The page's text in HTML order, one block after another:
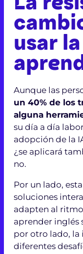
usar
Aunque las
un 40% de los
alguna
su día a día
adopción de la
¿se aplicará
no.
Por un lado,
soluciones
adapten al
aprender inglés
por otro lado, la
diferentes